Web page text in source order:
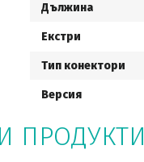
Дължина
Екстри
Тип конектори
Версия
ПРОДУКТИ